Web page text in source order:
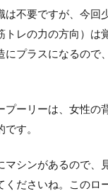
は不要ですが、今回
トレの力の方向）は
にプラスになるので
プーリーは、女性の
す。
マシンがあるので、
くださいね。このロ